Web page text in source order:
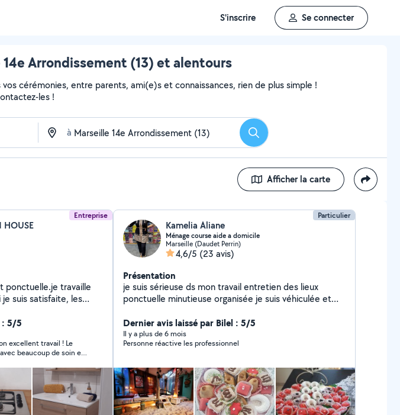
S'inscrire Se connecter
Arrondissement (13) et alentours
cérémonies, entre parents, ami(e)s et connaissances, rien de plus simple !
les !
à Rechercher
Afficher la carte
Entreprise
HOUSE
ponctuelle.je travaille
suis satisfaite, les
: 5/5
excellent travail ! Le
beaucoup de soin et
discrète et toujours de
communicative et c’est
sans la moindre
irréprochable !
Particulier
Kamelia Aliane
Ménage course aide a domicile
Marseille (Daudet Perrin)
4,6/5 (23 avis)
Présentation
je suis sérieuse ds mon travail entretien des lieux
ponctuelle minutieuse organisée je suis véhiculée et
des enfants les weekends En fin d' après midi Garde
malade de nuit
Dernier avis laissé par Bilel : 5/5
Il y a plus de 6 mois
Personne réactive les professionnel